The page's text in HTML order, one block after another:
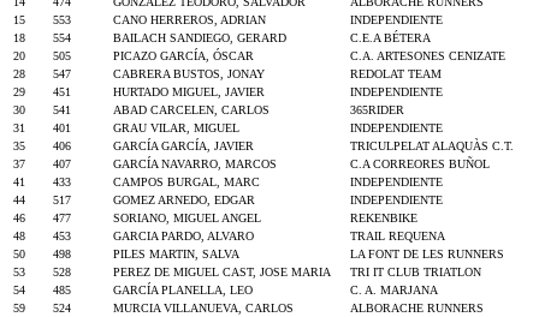
15
553 CANO HERREROS, ADRIAN
INDEPENDIENTE
18
554 BAILACH SANDIEGO, GERARD
C.E.A BÉTERA
20
505 PICAZO GARCÍA, ÓSCAR
C.A. ARTESONES CENIZATE
28
547 CABRERA BUSTOS, JONAY
REDOLAT TEAM
29
451 HURTADO MIGUEL, JAVIER
INDEPENDIENTE
30
541 ABAD CARCELEN, CARLOS
365RIDER
31
401 GRAU VILAR, MIGUEL
INDEPENDIENTE
35
406 GARCÍA GARCÍA, JAVIER
TRICULPELAT ALAQUÀS C.T.
37
407 GARCÍA NAVARRO, MARCOS
C.A CORREORES BUÑOL
41
433 CAMPOS BURGAL, MARC
INDEPENDIENTE
44
517 GOMEZ ARNEDO, EDGAR
INDEPENDIENTE
46
477 SORIANO, MIGUEL ANGEL
REKENBIKE
48
453 GARCIA PARDO, ALVARO
TRAIL REQUENA
50
498 PILES MARTIN, SALVA
LA FONT DE LES RUNNERS
53
528 PEREZ DE MIGUEL CAST, JOSE MARIA
TRI IT CLUB TRIATLON
54
485 GARCÍA PLANELLA, LEO
C. A. MARJANA
59
524 MURCIA VILLANUEVA, CARLOS
ALBORACHE RUNNERS